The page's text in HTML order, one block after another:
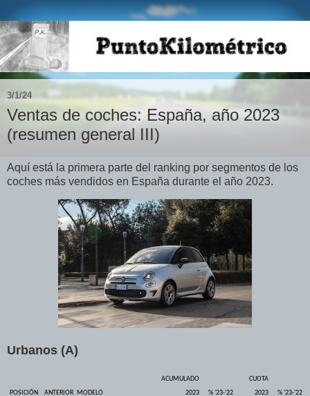
3/1/24
Ventas de coches: España, año 2023
(resumen general III)
Aquí está la primera parte del ranking por segmentos de los
coches más vendidos en España durante el año 2023.
Urbanos (A)
POSICIÓN ANTERIOR MODELO
ACUMULADO
2023
% '23-'22
CUOTA
2023
% '23-'22